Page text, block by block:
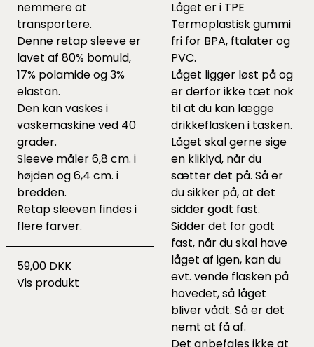
nemmere at
transportere.
Denne retap sleeve er
lavet af 80% bomuld,
17% polamide og 3%
elastan.
Den kan vaskes i
vaskemaskine ved 40
grader.
Sleeve måler 6,8 cm. i
højden og 6,4 cm. i
bredden.
Retap sleeven findes i
flere farver.
59,00 DKK
Vis produkt
Låget er i TPE
Termoplastisk gummi
fri for BPA, ftalater og
PVC.
Låget ligger løst på og
er derfor ikke tæt nok
til at du kan lægge
drikkeflasken i tasken.
Låget skal gerne sige
en kliklyd, når du
sætter det på. Så er
du sikker på, at det
sidder godt fast.
Sidder det for godt
fast, når du skal have
låget af igen, kan du
evt. vende flasken på
hovedet, så låget
bliver vådt. Så er det
nemt at få af.
Det anbefales ikke at